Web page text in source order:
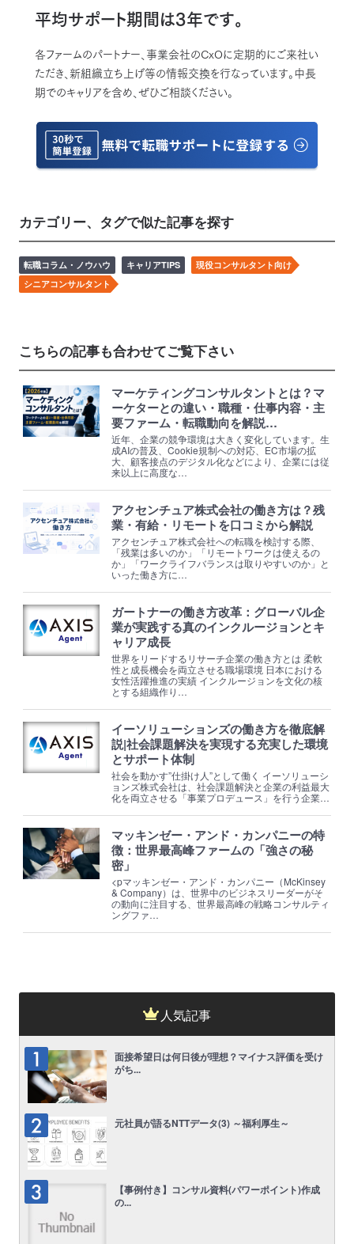
平均サポート期間は3年です。
各ファームのパートナー、事業会社のCxOに定期的にご来社い
ただき、新組織立ち上げ等の情報交換を行なっています。中長
期でのキャリアを含め、ぜひご相談ください。
カテゴリー、タグで似た記事を探す
転職コラム・ノウハウ キャリアTIPS
現役コンサルタント向け
シニアコンサルタント
こちらの記事も合わせてご覧下さい
マーケティングコンサルタントとは？マ
ーケターとの違い・職種・仕事内容・主
要ファーム・転職動向を解説…
近年、企業の競争環境は大きく変化しています。生
成AIの普及、Cookie規制への対応、EC市場の拡
大、顧客接点のデジタル化などにより、企業には従
来以上に高度な…
アクセンチュア株式会社の働き方は？残
業・有給・リモートを口コミから解説
アクセンチュア株式会社への転職を検討する際、
「残業は多いのか」「リモートワークは使えるの
か」「ワークライフバランスは取りやすいのか」と
いった働き方に…
ガートナーの働き方改革：グローバル企
業が実践する真のインクルージョンとキ
ャリア成長
世界をリードするリサーチ企業の働き方とは 柔軟
性と成長機会を両立させる職場環境 日本における
女性活躍推進の実績 インクルージョンを文化の核
とする組織作り…
イーソリューションズの働き方を徹底解
説|社会課題解決を実現する充実した環境
とサポート体制
社会を動かす”仕掛け人”として働く イーソリューシ
ョンズ株式会社は、社会課題解決と企業の利益最大
化を両立させる「事業プロデュース」を行う企業…
マッキンゼー・アンド・カンパニーの特
徴：世界最高峰ファームの「強さの秘
密」
<pマッキンゼー・アンド・カンパニー（McKinsey
& Company）は、世界中のビジネスリーダーがそ
の動向に注目する、世界最高峰の戦略コンサルティ
ングファ…
人気記事
面接希望日は何日後が理想？マイナス評価を受け
がち...
元社員が語るNTTデータ(3) ～福利厚生～
【事例付き】コンサル資料(パワーポイント)作成
の...